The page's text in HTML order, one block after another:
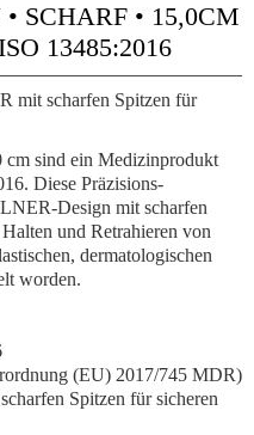
SCHARF • 15,0CM
13485:2016
mit scharfen Spitzen für
sind ein Medizinprodukt
Diese Präzisions-
Design mit scharfen
und Retrahieren von
dermatologischen
worden.
(EU) 2017/745 MDR)
Spitzen für sicheren